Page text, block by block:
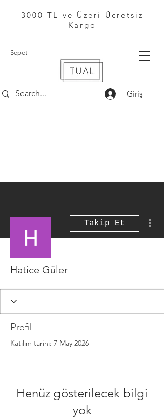
Sepet
Giriş
3000 TL ve Üzeri Ücretsiz
Kargo
Takip Et
Hatice Güler
Profil
Katılım tarihi: 7 May 2026
Henüz gösterilecek bilgi
yok